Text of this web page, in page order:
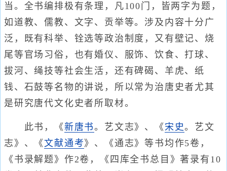
当。全书编排极有条理，凡100门，皆两字为题，
如道教、儒教、文字、贡举等。涉及内容十分广
泛，既有科举、铨选等政治制度，又有壁记、烧
尾等官场习俗，也有婚仪、服饰、饮食、打球、
拔河、绳技等社会生活，还有碑碣、羊虎、纸
钱、石鼓等名物的讲说，所以常为治唐史者尤其
是研究唐代文化史者所取材。
此书，《新唐书。艺文志》、《宋史。艺文
志》、《文献通考》、《通志》等书均作5卷，
《书录解题》作2卷，《四库全书总目》著录有10